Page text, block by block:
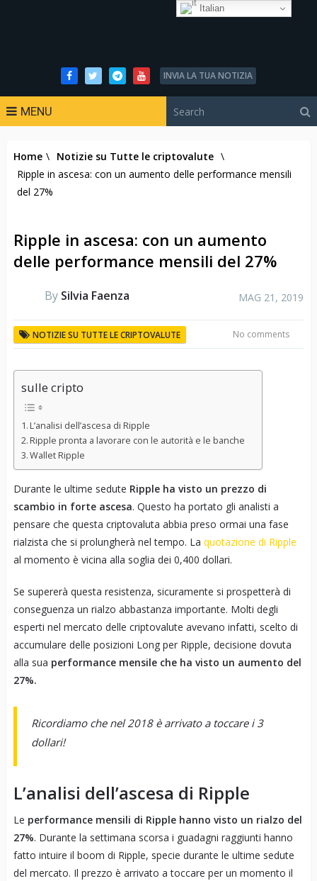
INVIA LA TUA NOTIZIA
MENU
Home \ Notizie su Tutte le criptovalute \
Ripple in ascesa: con un aumento delle performance mensili
del 27%
Ripple in ascesa: con un aumento
delle performance mensili del 27%
By Silvia Faenza MAG 21, 2019
NOTIZIE SU TUTTE LE CRIPTOVALUTE No comments
sulle cripto
L’analisi dell’ascesa di Ripple
Ripple pronta a lavorare con le autorità e le banche
Wallet Ripple
Durante le ultime sedute Ripple ha visto un prezzo di
scambio in forte ascesa. Questo ha portato gli analisti a
pensare che questa criptovaluta abbia preso ormai una fase
rialzista che si prolungherà nel tempo. La quotazione di Ripple
al momento è vicina alla soglia dei 0,400 dollari.
Se supererà questa resistenza, sicuramente si prospetterà di
conseguenza un rialzo abbastanza importante. Molti degli
esperti nel mercato delle criptovalute avevano infatti, scelto di
accumulare delle posizioni Long per Ripple, decisione dovuta
alla sua performance mensile che ha visto un aumento del
27%.
Ricordiamo che nel 2018 è arrivato a toccare i 3
dollari!
L’analisi dell’ascesa di Ripple
Le performance mensili di Ripple hanno visto un rialzo del
27%. Durante la settimana scorsa i guadagni raggiunti hanno
fatto intuire il boom di Ripple, specie durante le ultime sedute
del mercato. Il prezzo è arrivato a toccare per un momento il
Italian